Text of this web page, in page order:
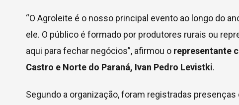
“O Agroleite é o nosso principal evento ao longo do
ele. O público é formado por produtores rurais ou
aqui para fechar negócios”, afirmou o representante
Castro e Norte do Paraná, Ivan Pedro Levistki.
Segundo a organização, foram registradas